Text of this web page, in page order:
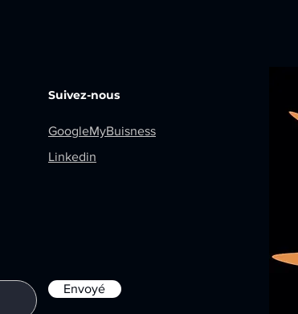
Suivez-nous
GoogleMyBuisness
Linkedin
Envoyé